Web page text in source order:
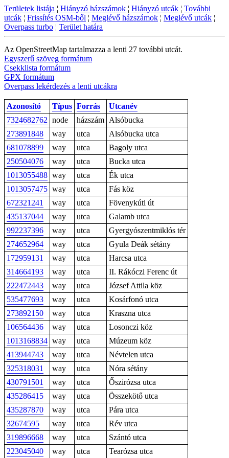
Területek listája ¦ Hiányzó házszámok ¦ Hiányzó utcák ¦ További
utcák ¦ Frissítés OSM-ből ¦ Meglévő házszámok ¦ Meglévő utcák ¦
Overpass turbo ¦ Terület határa
Az OpenStreetMap tartalmazza a lenti 27 további utcát.
Egyszerű szöveg formátum
Csekklista formátum
GPX formátum
Overpass lekérdezés a lenti utcákra
Azonosító Típus Forrás
Utcanév
7324682762 node házszám Alsóbucka
273891848
way utca
Alsóbucka utca
681078899
way utca
Bagoly utca
250504076
way utca
Bucka utca
1013055488 way utca
Ék utca
1013057475 way utca
Fás köz
672321241
way utca
Fövenykúti út
435137044
way utca
Galamb utca
992237396
way utca
Gyergyószentmiklós tér
274652964
way utca
Gyula Deák sétány
172959131
way utca
Harcsa utca
314664193
way utca
II. Rákóczi Ferenc út
222472443
way utca
József Attila köz
535477693
way utca
Kosárfonó utca
273892150
way utca
Kraszna utca
106564436
way utca
Losonczi köz
1013168834 way utca
Múzeum köz
413944743
way utca
Névtelen utca
325318031
way utca
Nóra sétány
430791501
way utca
Őszirózsa utca
435286415
way utca
Összekötő utca
435287870
way utca
Pára utca
32674595
way utca
Rév utca
319896668
way utca
Szántó utca
223045040
way utca Tearózsa utca